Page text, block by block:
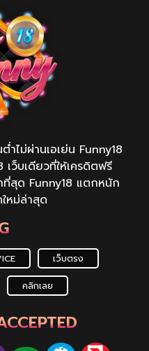
ำไม่ผ่านเอเย่น Funny18
ว็บเดียวที่ให้เครดิตฟรี
ที่สุด Funny18 แตกหนัก
หม่ล่าสุด
เว็บตรง
คลิกเลย